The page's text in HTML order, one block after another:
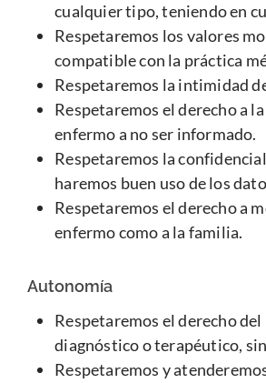
cualquier tipo, teniendo en
Respetaremos los valores
compatible con la práctica
Respetaremos la intimidad
Respetaremos el derecho a
enfermo a no ser informado.
Respetaremos la
haremos buen uso de los
Respetaremos el derecho a
enfermo como a la familia.
Autonomía
Respetaremos el derecho
diagnóstico o terapéutico,
Respetaremos y